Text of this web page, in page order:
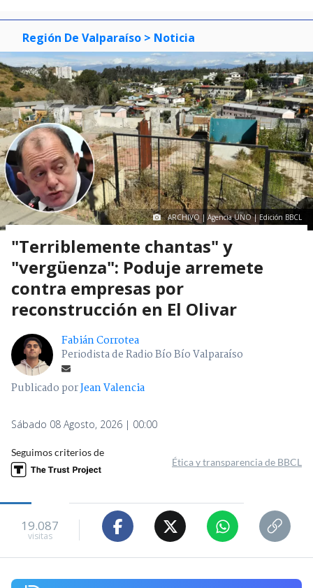
Región De Valparaíso > Noticia
ARCHIVO | Agencia UNO | Edición BBCL
"Terriblemente chantas" y
"vergüenza": Poduje arremete
contra empresas por
reconstrucción en El Olivar
Fabián Corrotea
Periodista de Radio Bío Bío Valparaíso
Publicado porJean Valencia
Sábado 08 Agosto, 2026 | 00:00
Seguimos criterios de
Ética y transparencia de BBCL
19.087
visitas